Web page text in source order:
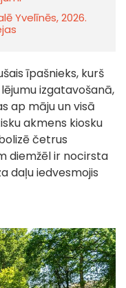
Yvelīnēs, 2026.
īpašnieks, kurš
izgatavošanā,
ap māju un visā
akmens kiosku
četrus
diemžēl ir nocirsta
daļu iedvesmojis